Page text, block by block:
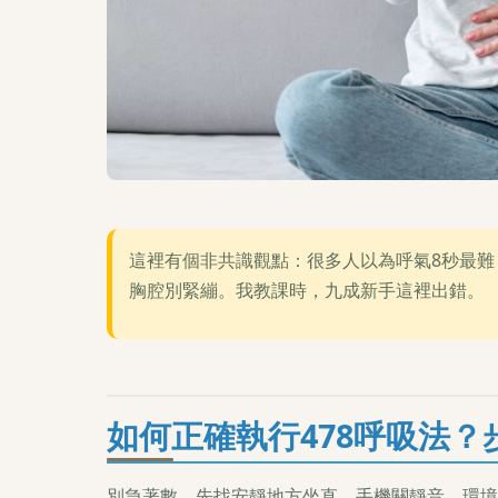
這裡有個非共識觀點：很多人以為呼氣8秒最
胸腔別緊繃。我教課時，九成新手這裡出錯。
如何正確執行478呼吸法？